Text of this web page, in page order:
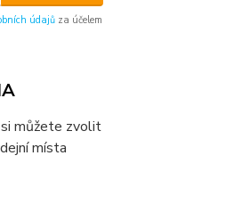
údajů za účelem
můžete zvolit
místa